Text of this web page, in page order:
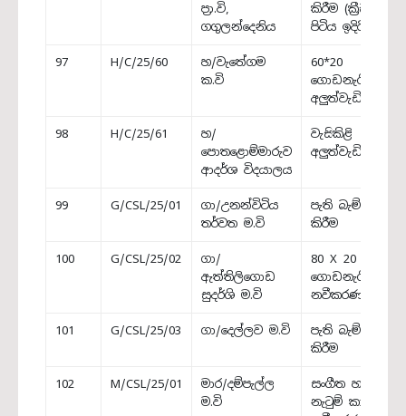
ප්‍රා.වි,
ගගුලන්දෙනිය
කිරීම (ක්‍රීඩා
පිටිය ඉදිරිපස)
97 H/C/25/60
හ/වැතේගම
ක.වි
60*20
ගොඩනැගිල්ල
අලුත්වැඩියාව
98 H/C/25/61
හ/
පොතළොම්මාරුව
ආදර්ශ විදයාලය
වැසිකිළි
අලුත්වැඩියාව
99 G/CSL/25/01
ගා/උනන්විටිය
තර්වත ම.වි
පැති බැම්ම ඉදි
කිරීම
100 G/CSL/25/02
ගා/
ඇත්තිලිගොඩ
සුදර්ශි ම.වි
80 X 20
ගොඩනැගිල්ල
නවීකරණය
101 G/CSL/25/03 ගා/දෙල්ලව ම.වි
පැති බැම්ම ඉදි
කිරීම
102 M/CSL/25/01
මාර/දම්පැල්ල
ම.වි
සංගීත හා
නැටුම් කාමර